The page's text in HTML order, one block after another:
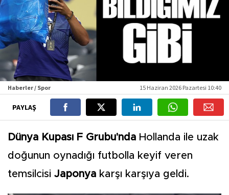
Haberler / Spor 15 Haziran 2026 Pazartesi 10:40
PAYLAŞ
Dünya Kupası F Grubu'nda Hollanda ile uzak
doğunun oynadığı futbolla keyif veren
temsilcisi Japonya karşı karşıya geldi.